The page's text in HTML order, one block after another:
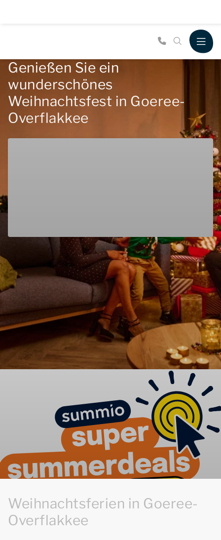
Genießen Sie ein
wunderschönes
Weihnachtsfest in Goeree-
Overflakkee
Weihnachtsferien in Goeree-
Overflakkee